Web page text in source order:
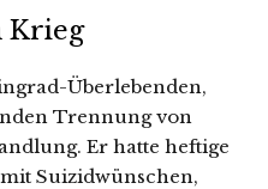
Krieg
Überlebenden,
Trennung von
Er hatte heftige
Suizidwünschen,